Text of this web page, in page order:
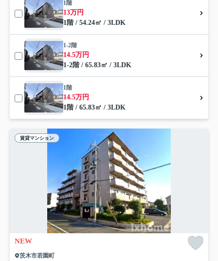
1階
13万円
1階 / 54.24㎡ / 3LDK
1-2階
14.5万円
1-2階 / 65.83㎡ / 3LDK
1階
14.5万円
1階 / 65.83㎡ / 3LDK
賃貸マンション
NEW
茨木市若園町